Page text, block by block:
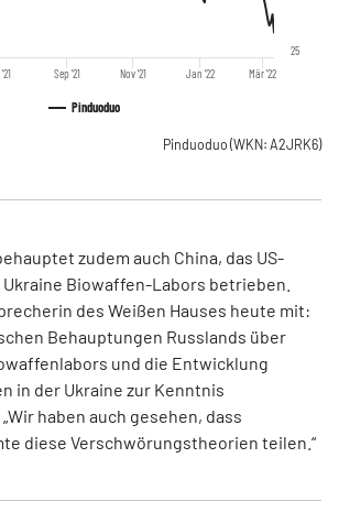
Pinduoduo
Sep '21 Nov '21 Jan '22 Mär '22
25
Pinduoduo (WKN: A2JRK6)
zudem auch China, das US-
Biowaffen-Labors betrieben.
des Weißen Hauses heute mit:
Behauptungen Russlands über
und die Entwicklung
in der Ukraine zur Kenntnis
haben auch gesehen, dass
diese Verschwörungstheorien teilen.“